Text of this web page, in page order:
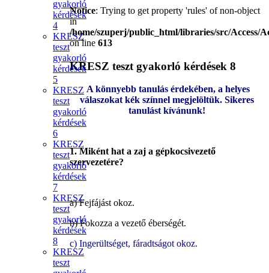
Notice: Trying to get property 'rules' of non-object
in
/home/szuperj/public_html/libraries/src/Access/
on line 613
KRESZ teszt gyakorló kérdések 8
A könnyebb tanulás érdekében, a helyes
válaszokat kék színnel megjelöltük. Sikeres
tanulást kívánunk!
1. Miként hat a zaj a gépkocsivezető
szervezetére?
a) Fejfájást okoz.
b) Fokozza a vezető éberségét.
c) Ingerültséget, fáradtságot okoz.
gyakorló
kérdések
4
KRESZ
teszt
gyakorló
kérdések
5
KRESZ
teszt
gyakorló
kérdések
6
KRESZ
teszt
gyakorló
kérdések
7
KRESZ
teszt
gyakorló
kérdések
8
KRESZ
teszt